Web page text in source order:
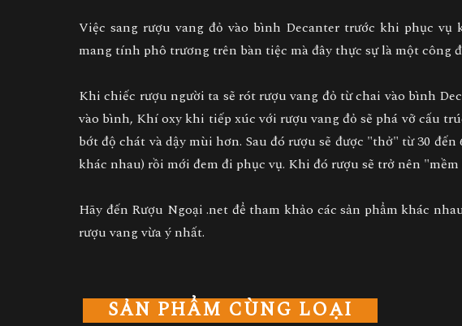
Việc sang rượu vang đỏ vào bình Decanter trước khi phục
mang tính phô trương trên bàn tiệc mà đây thực sự là một công
Khi chiếc rượu người ta sẽ rót rượu vang đỏ từ chai vào bình
vào bình, Khí oxy khi tiếp xúc với rượu vang đỏ sẽ phá vỡ cấu
bớt độ chát và dậy mùi hơn. Sau đó rượu sẽ được "thở" từ 30
khác nhau) rồi mới đem đi phục vụ. Khi đó rượu sẽ trở nên
Hãy đến Rượu Ngoại .net để tham khảo các sản phẩm khác
rượu vang vừa ý nhất.
SẢN PHẨM CÙNG LOẠI